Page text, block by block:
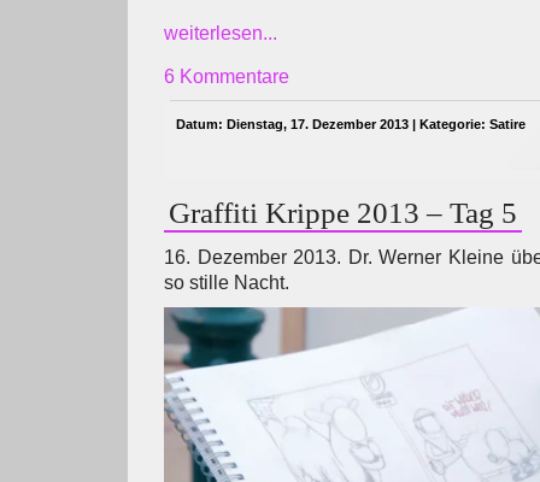
weiterlesen...
6 Kommentare
Datum: Dienstag, 17. Dezember 2013 | Kategorie: Satire
Graffiti Krippe 2013 – Tag 5
16. Dezember 2013. Dr. Werner Kleine
so stille Nacht.